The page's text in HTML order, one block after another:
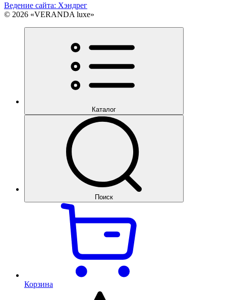
Ведение сайта: Хэндрег
© 2026 «VERANDA luxe»
Каталог
Поиск
Корзина